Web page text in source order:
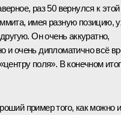
раз 50 вернулся к
имея разную позицию,
Он очень аккуратно,
и очень дипломатично всё
поля». В конечном
пример того, как можно